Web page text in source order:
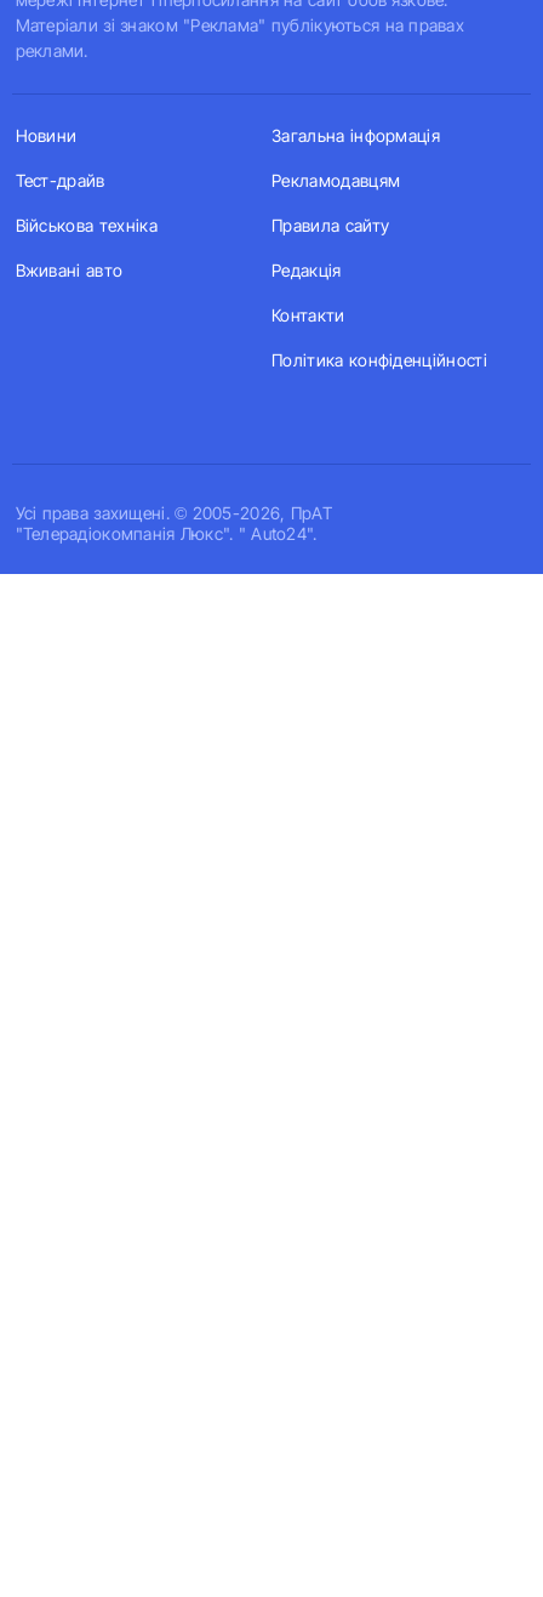
Матеріали зі знаком "Реклама" публікуються на правах
реклами.
Усi права захищенi. © 2005-2026, ПрАТ
"Телерадіокомпанія Люкс". " Auto24".
Новини
Тест-драйв
Військова техніка
Вживані авто
Загальна інформація
Рекламодавцям
Правила сайту
Редакція
Контакти
Політика конфіденційності